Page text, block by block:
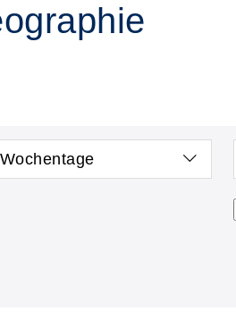
Wochentage